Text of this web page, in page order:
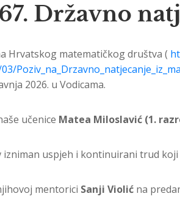
Državno
Hrvatskog matematičkog društva (
2026. u Vodicama.
učenice Matea Miloslavić (1.
izniman uspjeh i kontinuirani trud
mentorici Sanji Violić na